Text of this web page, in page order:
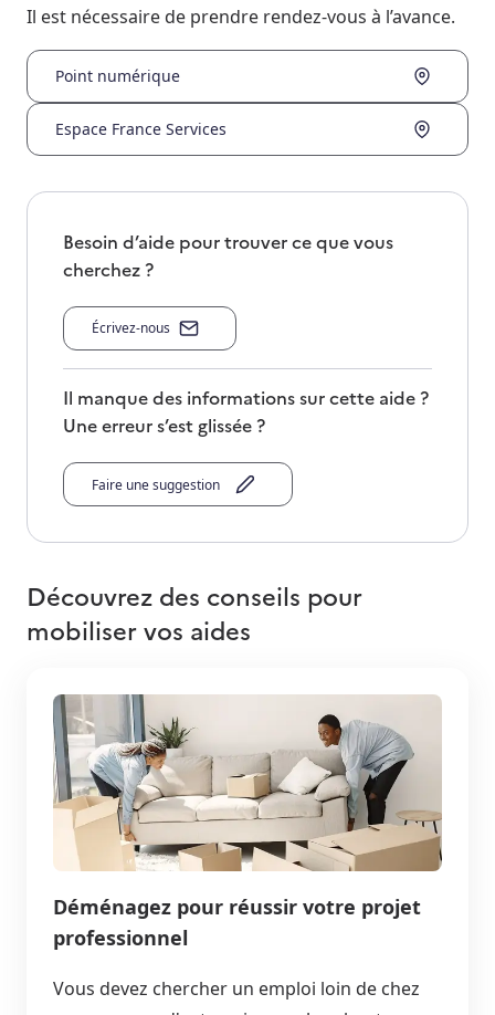
Il est nécessaire de prendre rendez-vous à l’avance.
Point numérique
Espace France Services
Besoin d’aide pour trouver ce que vous
cherchez ?
Écrivez-nous
Il manque des informations sur cette aide ?
Une erreur s’est glissée ?
Faire une suggestion
Découvrez des conseils pour
mobiliser vos aides
Déménagez pour réussir votre projet
professionnel
Vous devez chercher un emploi loin de chez